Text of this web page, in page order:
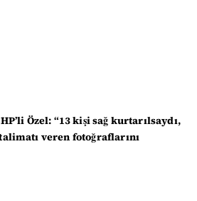
Özel: “13 kişi sağ kurtarılsaydı,
veren fotoğraflarını